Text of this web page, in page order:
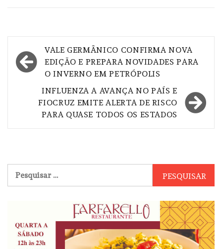
Navegação
de
VALE GERMÂNICO CONFIRMA NOVA
EDIÇÃO E PREPARA NOVIDADES PARA
O INVERNO EM PETRÓPOLIS
INFLUENZA A AVANÇA NO PAÍS E
FIOCRUZ EMITE ALERTA DE RISCO
PARA QUASE TODOS OS ESTADOS